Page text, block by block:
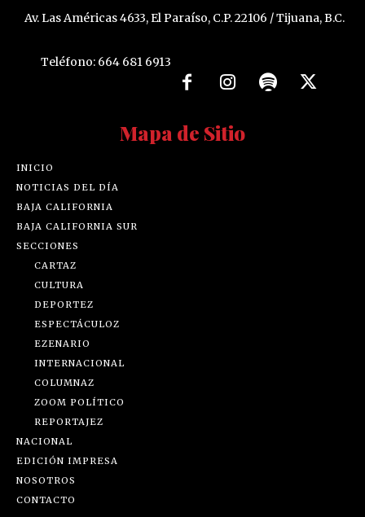
Av. Las Américas 4633, El Paraíso, C.P. 22106 / Tijuana, B.C.
Teléfono: 664 681 6913
Mapa de Sitio
INICIO
NOTICIAS DEL DÍA
BAJA CALIFORNIA
BAJA CALIFORNIA SUR
SECCIONES
CARTAZ
CULTURA
DEPORTEZ
ESPECTÁCULOZ
EZENARIO
INTERNACIONAL
COLUMNAZ
ZOOM POLÍTICO
REPORTAJEZ
NACIONAL
EDICIÓN IMPRESA
NOSOTROS
CONTACTO